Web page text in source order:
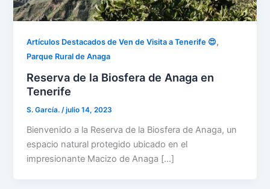
Artículos Destacados de Ven de Visita a Tenerife 😍,
Parque Rural de Anaga
Reserva de la Biosfera de Anaga en
Tenerife
S. García. /julio 14, 2023
Bienvenido a la Reserva de la Biosfera de Anaga, un
espacio natural protegido ubicado en el
impresionante Macizo de Anaga […]